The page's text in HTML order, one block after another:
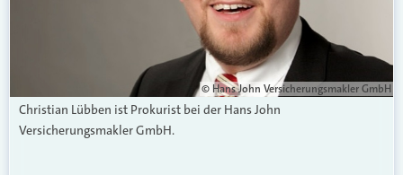
© Hans John Versicherungsmakler GmbH
Christian Lübben ist Prokurist bei der Hans John
Versicherungsmakler GmbH.